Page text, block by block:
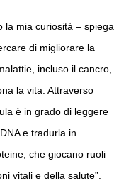
la mia curiosità – spiega
di migliorare la
incluso il cancro,
la vita. Attraverso
è in grado di leggere
e tradurla in
che giocano ruoli
vitali e della salute”.